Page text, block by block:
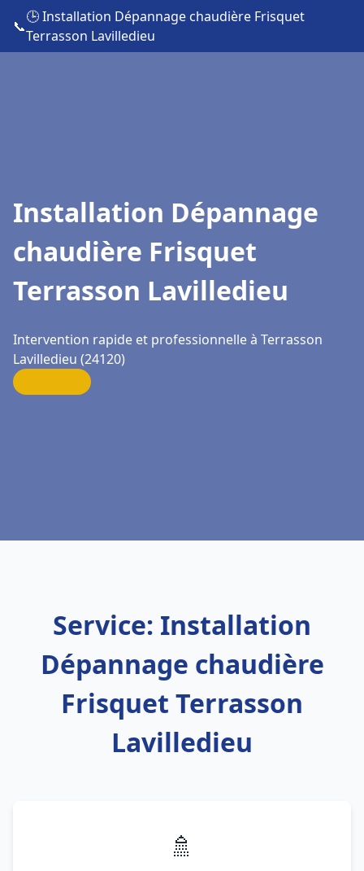
📞
🕒 Installation Dépannage chaudière Frisquet
Terrasson Lavilledieu
Installation Dépannage
chaudière Frisquet
Terrasson Lavilledieu
Intervention rapide et professionnelle à Terrasson
Lavilledieu (24120)
Service: Installation
Dépannage chaudière
Frisquet Terrasson
Lavilledieu
🚿